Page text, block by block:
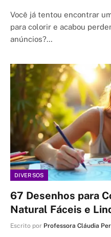
Você já tentou encontrar
para colorir e acabou
anúncios?…
DIVERSOS
67 Desenhos para
Natural Fáceis e
Escrito por Professora Cláudia